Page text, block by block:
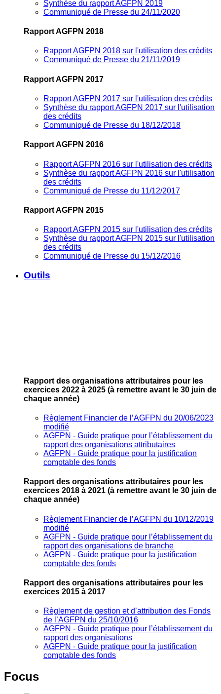
Synthèse du rapport AGFPN 2019
Communiqué de Presse du 24/11/2020
Rapport AGFPN 2018
Rapport AGFPN 2018 sur l'utilisation des crédits
Communiqué de Presse du 21/11/2019
Rapport AGFPN 2017
Rapport AGFPN 2017 sur l'utilisation des crédits
Synthèse du rapport AGFPN 2017 sur l'utilisation
des crédits
Communiqué de Presse du 18/12/2018
Rapport AGFPN 2016
Rapport AGFPN 2016 sur l'utilisation des crédits
Synthèse du rapport AGFPN 2016 sur l'utilisation
des crédits
Communiqué de Presse du 11/12/2017
Rapport AGFPN 2015
Rapport AGFPN 2015 sur l'utilisation des crédits
Synthèse du rapport AGFPN 2015 sur l'utilisation
des crédits
Communiqué de Presse du 15/12/2016
Outils
Rapport des organisations attributaires pour les
exercices 2022 à 2025 (à remettre avant le 30 juin de
chaque année)
Règlement Financier de l’AGFPN du 20/06/2023
modifié
AGFPN ‐ Guide pratique pour l’établissement du
rapport des organisations attributaires
AGFPN ‐ Guide pratique pour la justification
comptable des fonds
Rapport des organisations attributaires pour les
exercices 2018 à 2021 (à remettre avant le 30 juin de
chaque année)
Règlement Financier de l’AGFPN du 10/12/2019
modifié
AGFPN ‐ Guide pratique pour l’établissement du
rapport des organisations de branche
AGFPN ‐ Guide pratique pour la justification
comptable des fonds
Rapport des organisations attributaires pour les
exercices 2015 à 2017
Règlement de gestion et d’attribution des Fonds
de l’AGFPN du 25/10/2016
AGFPN ‐ Guide pratique pour l’établissement du
rapport des organisations
AGFPN ‐ Guide pratique pour la justification
comptable des fonds
Focus